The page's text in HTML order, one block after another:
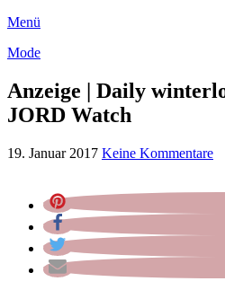
Menü
Mode
Anzeige | Daily
JORD Watch
19. Januar 2017 Keine Kommentare